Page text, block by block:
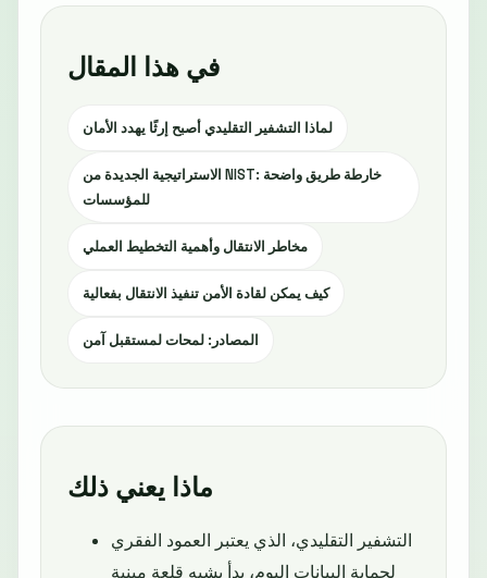
في هذا المقال
لماذا التشفير التقليدي أصبح إرثًا يهدد الأمان
الاستراتيجية الجديدة من NIST: خارطة طريق واضحة
للمؤسسات
مخاطر الانتقال وأهمية التخطيط العملي
كيف يمكن لقادة الأمن تنفيذ الانتقال بفعالية
المصادر: لمحات لمستقبل آمن
ماذا يعني ذلك
التشفير التقليدي، الذي يعتبر العمود الفقري
لحماية البيانات اليوم، بدأ يشبه قلعة مبنية